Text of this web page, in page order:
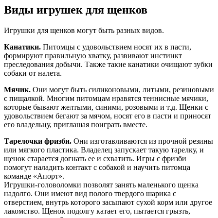
Виды игрушек для щенков
Игрушки для щенков могут быть разных видов.
Канатики. Питомцы с удовольствием носят их в пасти,
формируют правильную хватку, развивают инстинкт
преследования добычи. Также такие канатики очищают зубки
собаки от налета.
Мячик. Они могут быть силиконовыми, литыми, резиновыми
с пищалкой. Многим питомцам нравятся теннисные мячики,
которые бывают желтыми, синими, розовыми и т.д. Щенки с
удовольствием бегают за мячом, носят его в пасти и приносят
его владельцу, приглашая поиграть вместе.
Тарелочки фризби. Они изготавливаются из прочной резины
или мягкого пластика. Владелец запускает такую тарелку, и
щенок старается догнать ее и схватить. Игры с фризби
помогут наладить контакт с собакой и научить питомца
команде «Апорт».
Игрушки-головоломки позволят занять маленького щенка
надолго. Они имеют вид полого твердого шарика с
отверстием, внутрь которого засыпают сухой корм или другое
лакомство. Щенок подолгу катает его, пытается грызть,